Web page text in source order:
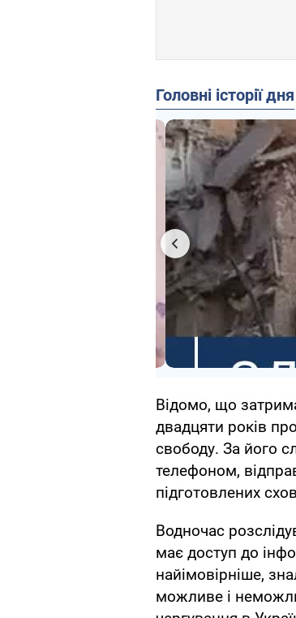
Головні історії дня
Відомо, що
двадцяти років
свободу. За його
телефоном,
підготовлених
Водночас
має доступ до
найімовірніше,
можливе і